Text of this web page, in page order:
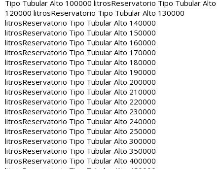
Tipo Tubular Alto 100000 litrosReservatorio Tipo Tubular Alto
120000 litrosReservatorio Tipo Tubular Alto 130000
litrosReservatorio Tipo Tubular Alto 140000
litrosReservatorio Tipo Tubular Alto 150000
litrosReservatorio Tipo Tubular Alto 160000
litrosReservatorio Tipo Tubular Alto 170000
litrosReservatorio Tipo Tubular Alto 180000
litrosReservatorio Tipo Tubular Alto 190000
litrosReservatorio Tipo Tubular Alto 200000
litrosReservatorio Tipo Tubular Alto 210000
litrosReservatorio Tipo Tubular Alto 220000
litrosReservatorio Tipo Tubular Alto 230000
litrosReservatorio Tipo Tubular Alto 240000
litrosReservatorio Tipo Tubular Alto 250000
litrosReservatorio Tipo Tubular Alto 300000
litrosReservatorio Tipo Tubular Alto 350000
litrosReservatorio Tipo Tubular Alto 400000